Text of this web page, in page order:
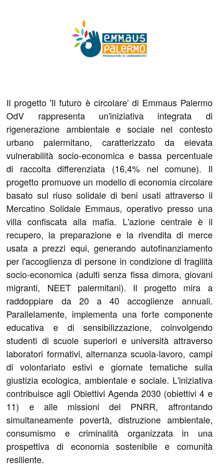
Il progetto 'Il futuro è circolare' di Emmaus Palermo
OdV rappresenta un'iniziativa integrata di
rigenerazione ambientale e sociale nel contesto
urbano palermitano, caratterizzato da elevata
vulnerabilità socio-economica e bassa percentuale
di raccolta differenziata (16,4% nel comune). Il
progetto promuove un modello di economia circolare
basato sul riuso solidale di beni usati attraverso il
Mercatino Solidale Emmaus, operativo presso una
villa confiscata alla mafia. L'azione centrale è il
recupero, la preparazione e la rivendita di merce
usata a prezzi equi, generando autofinanziamento
per l'accoglienza di persone in condizione di fragilità
socio-economica (adulti senza fissa dimora, giovani
migranti, NEET palermitani). Il progetto mira a
raddoppiare da 20 a 40 accoglienze annuali.
Parallelamente, implementa una forte componente
educativa e di sensibilizzazione, coinvolgendo
studenti di scuole superiori e università attraverso
laboratori formativi, alternanza scuola-lavoro, campi
di volontariato estivi e giornate tematiche sulla
giustizia ecologica, ambientale e sociale. L'iniziativa
contribuisce agli Obiettivi Agenda 2030 (obiettivi 4 e
11) e alle missioni del PNRR, affrontando
simultaneamente povertà, distruzione ambientale,
consumismo e criminalità organizzata in una
prospettiva di economia sostenibile e comunità
resiliente.